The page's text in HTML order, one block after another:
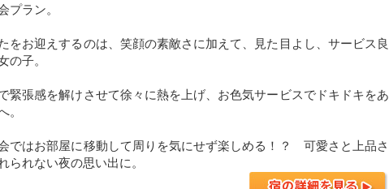
プラン。
をお迎えするのは、笑顔の素敵さに加えて、見た目よし、サービス良
の子。
緊張感を解けさせて徐々に熱を上げ、お色気サービスでドキドキをあ
。
ではお部屋に移動して周りを気にせず楽しめる！？ 可愛さと上品さ
られない夜の思い出に。